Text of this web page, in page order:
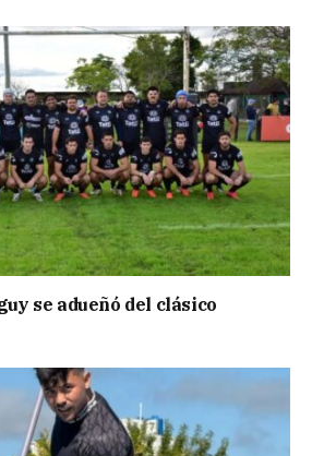
se adueñó del clásico